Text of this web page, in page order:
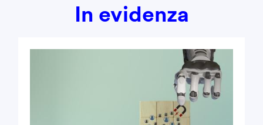
In evidenza